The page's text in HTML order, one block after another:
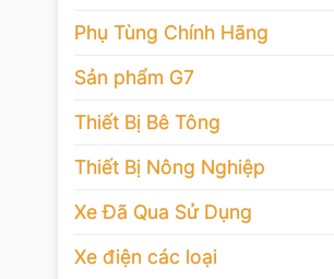
Phụ Tùng Chính Hãng
Sản phẩm G7
Thiết Bị Bê Tông
Thiết Bị Nông Nghiệp
Xe Đã Qua Sử Dụng
Xe điện các loại